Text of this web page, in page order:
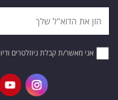
אני מאשר/ת קבלת ניוזלטרים